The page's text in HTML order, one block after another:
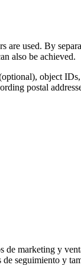
used. By
also be achieved.
object
postal
marketing y
seguimiento y